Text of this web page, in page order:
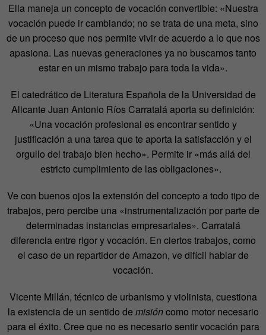
Ella maneja un concepto de vocación convertible: «Nuestra
vocación puede ir cambiando; no se trata de una meta, sino
de un proceso que nos permite vivir de acuerdo a lo que nos
apasiona. Las nuevas generaciones ya no buscamos tanto
estar en un mismo trabajo para toda la vida».
El catedrático de Literatura Española de la Universidad de
Alicante Juan Antonio Ríos Carratalá aporta su definición:
«Una vocación profesional es encontrar sentido y
justificación a una tarea que te aporta la satisfacción y el
orgullo del trabajo bien hecho». Permite ir «más allá del
estricto cumplimiento de las obligaciones».
Ve con buenos ojos la extensión del concepto a todo tipo de
trabajos, pero percibe una «instrumentalización por parte de
determinadas instancias empresariales». Carratalá
diferencia entre rigor y vocación. En ciertos trabajos, como
el caso de un repartidor de Amazon, ve difícil hablar de
vocación.
Vicente Millán, técnico de urbanismo y violinista, cuestiona
la existencia de un sentido de misióncomo motor necesario
para el éxito. Cree que no es necesario sentir vocación para